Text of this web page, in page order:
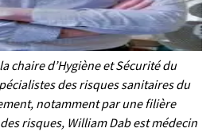
chaire d’Hygiène et Sécurité du
des risques sanitaires du
notamment par une filière
risques, William Dab est médecin